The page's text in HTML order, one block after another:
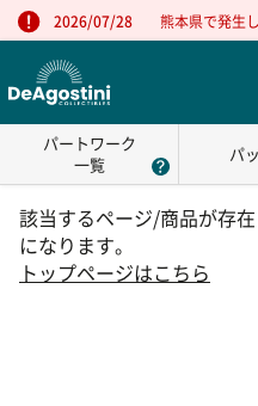
2026/07/28 熊本県で発生
パートワーク
一覧
パ
該当するページ/商品が存
になります。
トップページはこちら